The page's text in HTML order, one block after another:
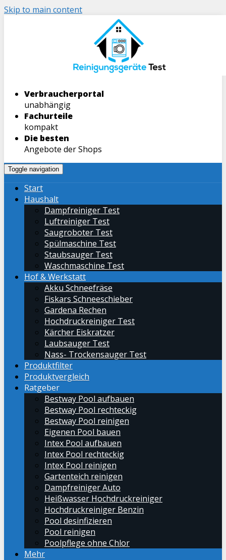
Skip to main content
Verbraucherportal
unabhängig
Fachurteile
kompakt
Die besten
Angebote der Shops
Toggle navigation
Start
Haushalt
Dampfreiniger Test
Luftreiniger Test
Saugroboter Test
Spülmaschine Test
Staubsauger Test
Waschmaschine Test
Hof & Werkstatt
Akku Schneefräse
Fiskars Schneeschieber
Gardena Rechen
Hochdruckreiniger Test
Kärcher Eiskratzer
Laubsauger Test
Nass- Trockensauger Test
Produktfilter
Produktvergleich
Ratgeber
Bestway Pool aufbauen
Bestway Pool rechteckig
Bestway Pool reinigen
Eigenen Pool bauen
Intex Pool aufbauen
Intex Pool rechteckig
Intex Pool reinigen
Gartenteich reinigen
Dampfreiniger Auto
Heißwasser Hochdruckreiniger
Hochdruckreiniger Benzin
Pool desinfizieren
Pool reinigen
Poolpflege ohne Chlor
Mehr